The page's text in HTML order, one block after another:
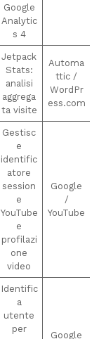
Google
Analytic
s 4
Jetpack
Stats:
analisi
aggrega
ta visite
Automa
ttic /
WordPr
ess.com
Gestisc
e
identific
atore
session
e
YouTube
e
profilazi
one
video
Google
/
YouTube
Identific
a
utente
per
Google